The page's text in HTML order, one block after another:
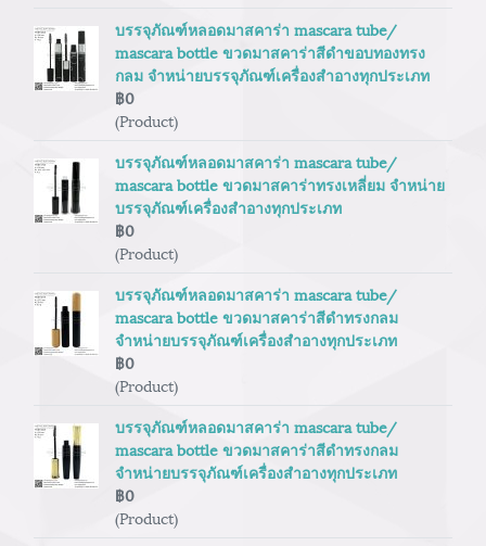
บรรจุภัณฑ์หลอดมาสคาร่า mascara tube/
mascara bottle ขวดมาสคาร่าสีดำขอบทองทรง
กลม จำหน่ายบรรจุภัณฑ์เครื่องสำอางทุกประเภท
฿0
(Product)
บรรจุภัณฑ์หลอดมาสคาร่า mascara tube/
mascara bottle ขวดมาสคาร่าทรงเหลี่ยม จำหน่าย
บรรจุภัณฑ์เครื่องสำอางทุกประเภท
฿0
(Product)
บรรจุภัณฑ์หลอดมาสคาร่า mascara tube/
mascara bottle ขวดมาสคาร่าสีดำทรงกลม
จำหน่ายบรรจุภัณฑ์เครื่องสำอางทุกประเภท
฿0
(Product)
บรรจุภัณฑ์หลอดมาสคาร่า mascara tube/
mascara bottle ขวดมาสคาร่าสีดำทรงกลม
จำหน่ายบรรจุภัณฑ์เครื่องสำอางทุกประเภท
฿0
(Product)